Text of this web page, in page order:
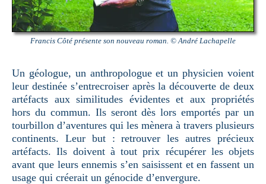
Francis Côté présente son nouveau roman. © André Lachapelle
Un géologue, un anthropologue et un physicien voient
leur destinée s’entrecroiser après la découverte de deux
artéfacts aux similitudes évidentes et aux propriétés
hors du commun. Ils seront dès lors emportés par un
tourbillon d’aventures qui les mènera à travers plusieurs
continents. Leur but : retrouver les autres précieux
artéfacts. Ils doivent à tout prix récupérer les objets
avant que leurs ennemis s’en saisissent et en fassent un
usage qui créerait un génocide d’envergure.